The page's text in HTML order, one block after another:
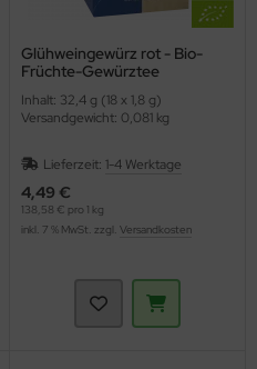
Glühweingewürz rot - Bio-
Früchte-Gewürztee
Inhalt: 32,4 g (18 x 1,8 g)
Versandgewicht: 0,081 kg
Lieferzeit: 1-4 Werktage
4,49 €
138,58 € pro 1 kg
inkl. 7 % MwSt. zzgl. Versandkosten